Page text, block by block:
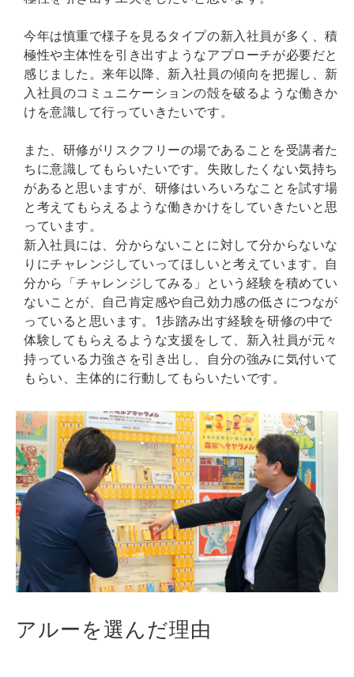
今年は慎重で様子を見るタイプの新入社員が多く、積
極性や主体性を引き出すようなアプローチが必要だと
感じました。来年以降、新入社員の傾向を把握し、新
入社員のコミュニケーションの殻を破るような働きか
けを意識して行っていきたいです。
また、研修がリスクフリーの場であることを受講者た
ちに意識してもらいたいです。失敗したくない気持ち
があると思いますが、研修はいろいろなことを試す場
と考えてもらえるような働きかけをしていきたいと思
っています。
新入社員には、分からないことに対して分からないな
りにチャレンジしていってほしいと考えています。自
分から「チャレンジしてみる」という経験を積めてい
ないことが、自己肯定感や自己効力感の低さにつなが
っていると思います。1歩踏み出す経験を研修の中で
体験してもらえるような支援をして、新入社員が元々
持っている力強さを引き出し、自分の強みに気付いて
もらい、主体的に行動してもらいたいです。
アルーを選んだ理由